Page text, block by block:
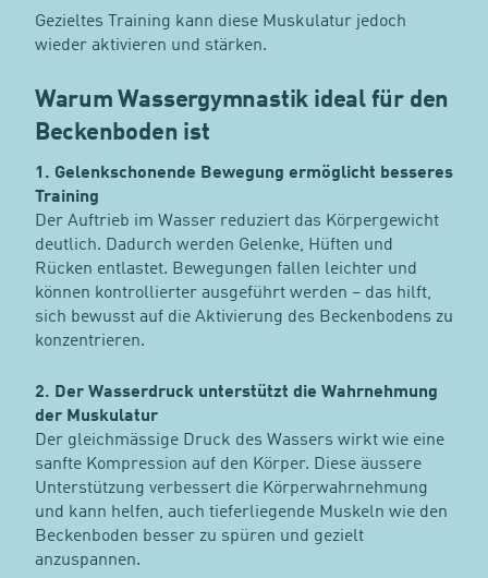
Gezieltes Training kann diese Muskulatur jedoch
wieder aktivieren und stärken.
Warum Wassergymnastik ideal für den
Beckenboden ist
1. Gelenkschonende Bewegung ermöglicht besseres
Training
Der Auftrieb im Wasser reduziert das Körpergewicht
deutlich. Dadurch werden Gelenke, Hüften und
Rücken entlastet. Bewegungen fallen leichter und
können kontrollierter ausgeführt werden – das hilft,
sich bewusst auf die Aktivierung des Beckenbodens zu
konzentrieren.
2. Der Wasserdruck unterstützt die Wahrnehmung
der Muskulatur
Der gleichmässige Druck des Wassers wirkt wie eine
sanfte Kompression auf den Körper. Diese äussere
Unterstützung verbessert die Körperwahrnehmung
und kann helfen, auch tieferliegende Muskeln wie den
Beckenboden besser zu spüren und gezielt
anzuspannen.